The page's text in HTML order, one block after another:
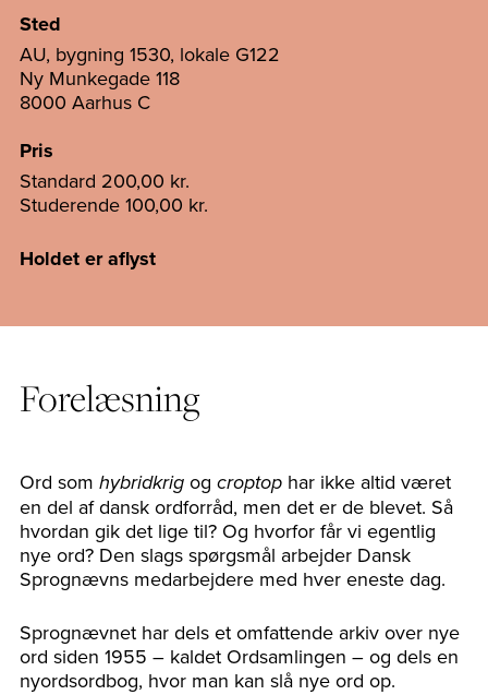
Sted
AU, bygning 1530, lokale G122
Ny Munkegade 118
8000 Aarhus C
Pris
Standard 200,00 kr.
Studerende 100,00 kr.
Holdet er aflyst
Forelæsning
Ord som hybridkrig og croptop har ikke altid været
en del af dansk ordforråd, men det er de blevet. Så
hvordan gik det lige til? Og hvorfor får vi egentlig
nye ord? Den slags spørgsmål arbejder Dansk
Sprognævns medarbejdere med hver eneste dag.
Sprognævnet har dels et omfattende arkiv over nye
ord siden 1955 – kaldet Ordsamlingen – og dels en
nyordsordbog, hvor man kan slå nye ord op.